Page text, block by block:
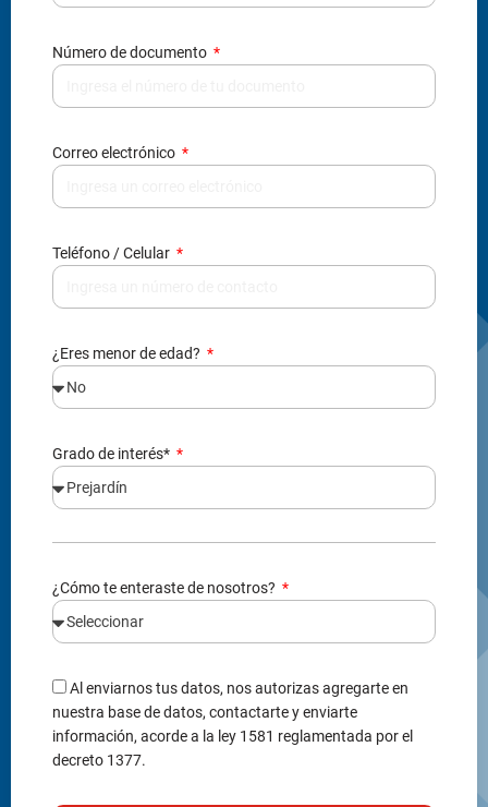
Número de documento
Correo electrónico
Teléfono / Celular
¿Eres menor de edad?
Grado de interés*
¿Cómo te enteraste de nosotros?
Al enviarnos tus datos, nos autorizas agregarte en
nuestra base de datos, contactarte y enviarte
información, acorde a la ley 1581 reglamentada por el
decreto 1377.